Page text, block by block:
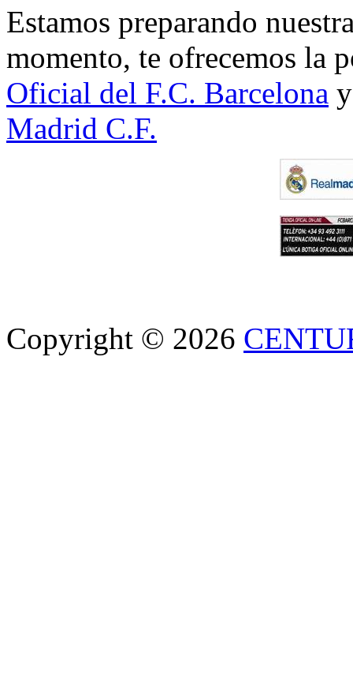
Estamos preparando
momento, te ofrecemos la
Oficial del F.C. Barcelona
Madrid C.F.
Copyright © 2026